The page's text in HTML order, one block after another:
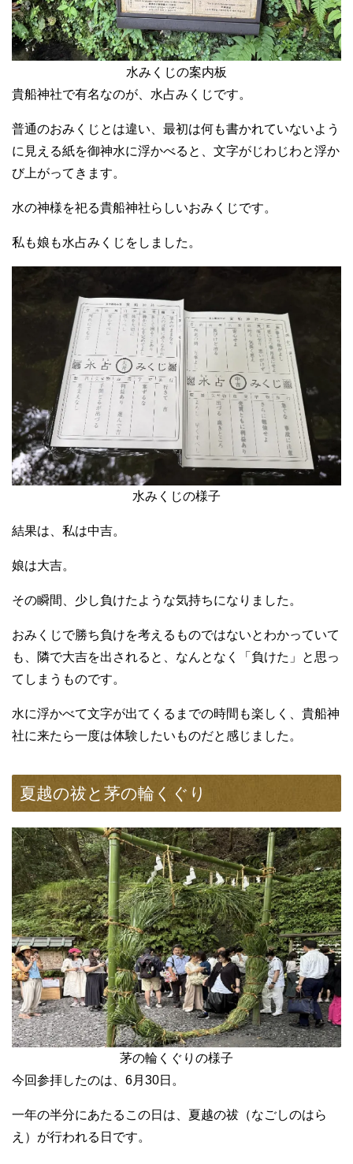
水みくじの案内板
貴船神社で有名なのが、水占みくじです。
普通のおみくじとは違い、最初は何も書かれていないよう
に見える紙を御神水に浮かべると、文字がじわじわと浮か
び上がってきます。
水の神様を祀る貴船神社らしいおみくじです。
私も娘も水占みくじをしました。
水みくじの様子
結果は、私は中吉。
娘は大吉。
その瞬間、少し負けたような気持ちになりました。
おみくじで勝ち負けを考えるものではないとわかっていて
も、隣で大吉を出されると、なんとなく「負けた」と思っ
てしまうものです。
水に浮かべて文字が出てくるまでの時間も楽しく、貴船神
社に来たら一度は体験したいものだと感じました。
夏越の祓と茅の輪くぐり
茅の輪くぐりの様子
今回参拝したのは、6月30日。
一年の半分にあたるこの日は、夏越の祓（なごしのはら
え）が行われる日です。